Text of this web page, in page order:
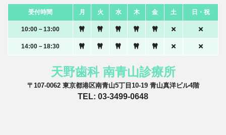
受付時間 月 火 水 木 金 土 日・祝
10:00－13:00
14:00－18:30
天野歯科 南青山診療所
〒107-0062 東京都港区南青山5丁目10-19 青山真洋ビル4階
TEL: 03-3499-0648